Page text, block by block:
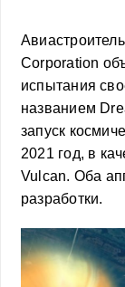
Corporation
испытания
названием
запуск
2021 год, в
Vulcan. Оба
разработки.